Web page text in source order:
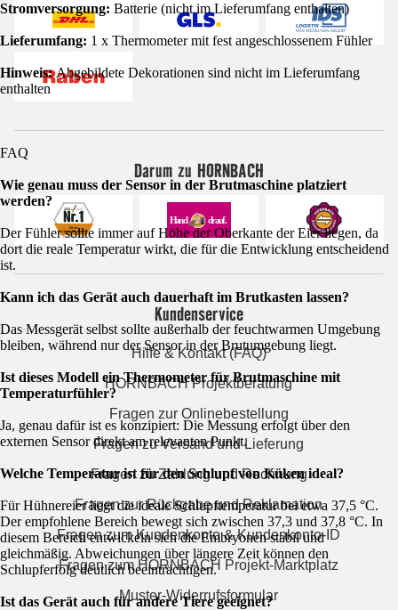
Stromversorgung: Batterie (nicht im Lieferumfang enthalten)
Lieferumfang: 1 x Thermometer mit fest angeschlossenem Fühler
Hinweis:Abgebildete Dekorationen sind nicht im Lieferumfang
enthalten
FAQ
Wie genau muss der Sensor in der Brutmaschine platziert
werden?
Der Fühler sollte immer auf Höhe der Oberkante der Eier liegen, da
dort die reale Temperatur wirkt, die für die Entwicklung entscheidend
ist.
Kann ich das Gerät auch dauerhaft im Brutkasten lassen?
Das Messgerät selbst sollte außerhalb der feuchtwarmen Umgebung
bleiben, während nur der Sensor in der Brutumgebung liegt.
Ist dieses Modell ein Thermometer für Brutmaschine mit
Temperaturfühler?
Ja, genau dafür ist es konzipiert: Die Messung erfolgt über den
externen Sensor direkt am relevanten Punkt.
Welche Temperatur ist für den Schlupf von Küken ideal?
Für Hühnereier liegt die ideale Schlupftemperatur bei etwa 37,5 °C.
Der empfohlene Bereich bewegt sich zwischen 37,3 und 37,8 °C. In
diesem Bereich entwickeln sich die Embryonen stabil und
gleichmäßig. Abweichungen über längere Zeit können den
Schlupferfolg deutlich beeinträchtigen.
Ist das Gerät auch für andere Tiere geeignet?
Darum zu HORNBACH
Kundenservice
Hilfe & Kontakt (FAQ)
HORNBACH Projektberatung
Fragen zur Onlinebestellung
Fragen zu Versand und Lieferung
Fragen zu Zahlung und Rechnung
Fragen zur Rückgabe und Reklamation
Fragen zum Kundenkonto & Kundenkonto-ID
Fragen zum HORNBACH Projekt-Marktplatz
Muster-Widerrufsformular